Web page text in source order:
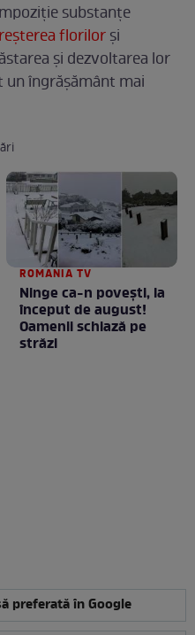
substanțe
florilorși
și dezvoltarea lor
îngrășământ mai
ROMANIA TV
Ninge ca-n povești, la
început de august!
Oamenii schiază pe
străzi
preferată în Google